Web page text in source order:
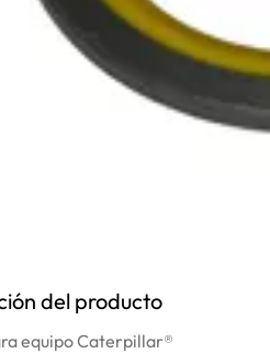
del producto
equipo Caterpillar®